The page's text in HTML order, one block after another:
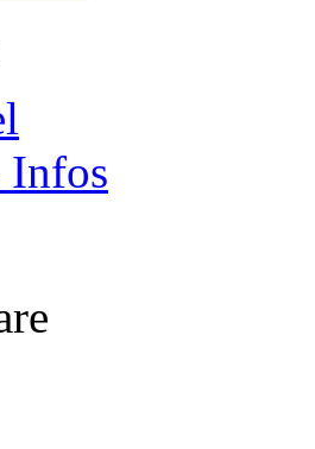
Infos